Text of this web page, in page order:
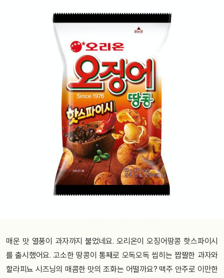
매운 맛 열풍이 과자까지 불었네요. 오리온이 오징어땅콩 핫스파이시
를 출시했어요. 고소한 땅콩이 통째로 오독오독 씹히는 짭짤한 과자와
할라피뇨 시즈닝의 매콤한 맛의 조화는 어떨까요? 맥주 안주로 이만한